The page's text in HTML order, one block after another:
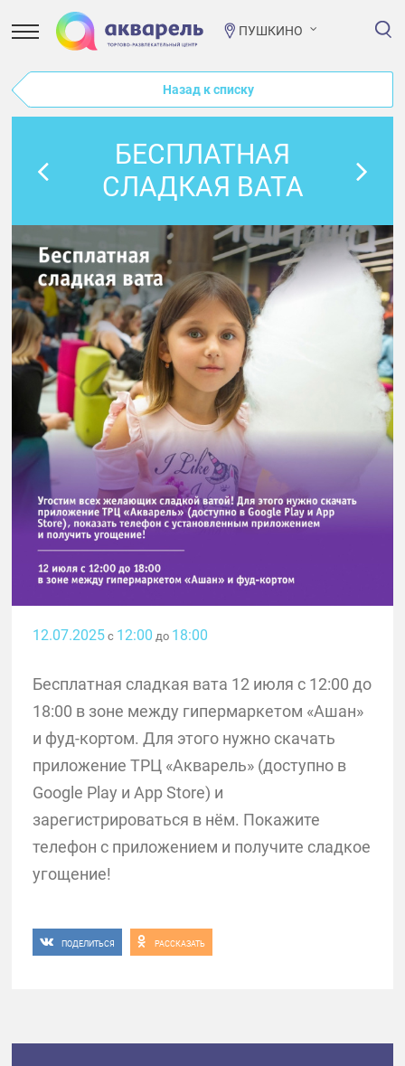
ПУШКИНО
Назад к списку
БЕСПЛАТНАЯ
СЛАДКАЯ ВАТА
12.07.2025с 12:00 до 18:00
Бесплатная сладкая вата 12 июля с 12:00 до
18:00 в зоне между гипермаркетом «Ашан»
и фуд-кортом. Для этого нужно скачать
приложение ТРЦ «Акварель» (доступно в
Google Play и App Store) и
зарегистрироваться в нём. Покажите
телефон с приложением и получите сладкое
угощение!
ПОДЕЛИТЬСЯ РАССКАЗАТЬ